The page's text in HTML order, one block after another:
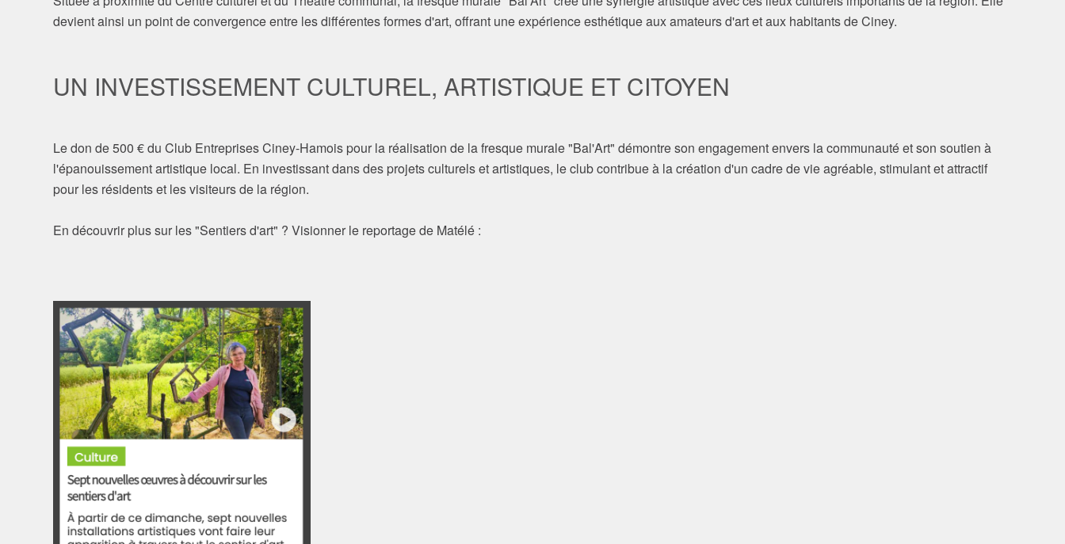
devient ainsi un point de convergence entre les différentes formes d'art, offrant une expérience esthétique aux amateurs d'art et aux habitants de Ciney.
UN INVESTISSEMENT CULTUREL, ARTISTIQUE ET CITOYEN
Le don de 500 € du Club Entreprises Ciney-Hamois pour la réalisation de la fresque murale "Bal'Art" démontre son engagement envers la communauté et son soutien à
l'épanouissement artistique local. En investissant dans des projets culturels et artistiques, le club contribue à la création d'un cadre de vie agréable, stimulant et attractif
pour les résidents et les visiteurs de la région.
En découvrir plus sur les "Sentiers d'art" ? Visionner le reportage de Matélé :